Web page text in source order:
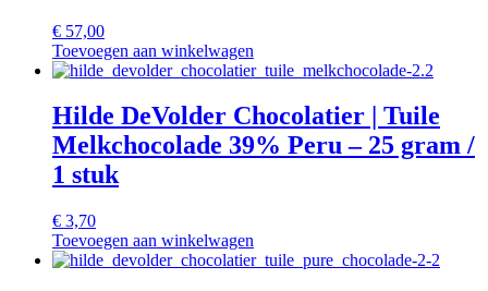
€ 57,00
Toevoegen aan winkelwagen
Hilde DeVolder Chocolatier | Tuile
Melkchocolade 39% Peru – 25 gram /
1 stuk
€ 3,70
Toevoegen aan winkelwagen